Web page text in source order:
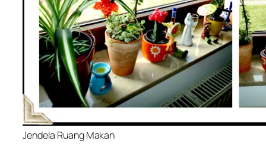
Jendela Ruang Makan